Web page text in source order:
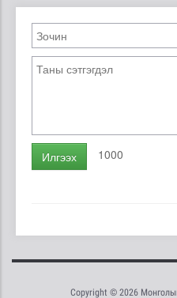
Илгээх 1000
Copyright © 2026